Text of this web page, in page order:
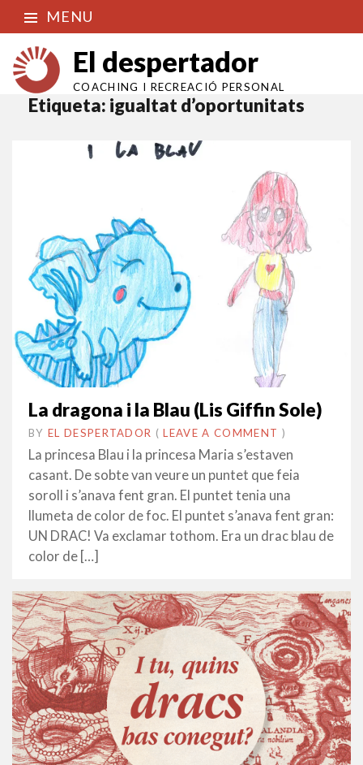
MENU
El despertador
COACHING I RECREACIÓ PERSONAL
Etiqueta: igualtat d’oportunitats
La dragona i la Blau (Lis Giffin Sole)
BY EL DESPERTADOR ON
20
ABRIL
•(LEAVE A COMMENT )
La princesa Blau i la princesa Maria s’estaven
casant. De sobte van veure un puntet que feia
soroll i s’anava fent gran. El puntet tenia una
llumeta de color de foc. El puntet s’anava fent gran:
UN DRAC! Va exclamar tothom. Era un drac blau de
color de […]